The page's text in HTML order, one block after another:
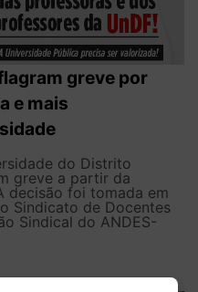
greve por
e mais
do Distrito
greve a partir da
decisão foi tomada em
Sindicato de Docentes
Sindical do ANDES-